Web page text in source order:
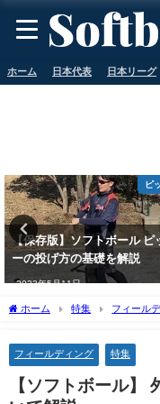
ホーム 日本代表 日本リーグ
ピッチング
ピッチャ
【2022年版
選ぶおすすめ
ホーム 特集 フィール
フィールディング 特集
【ソフトボール】